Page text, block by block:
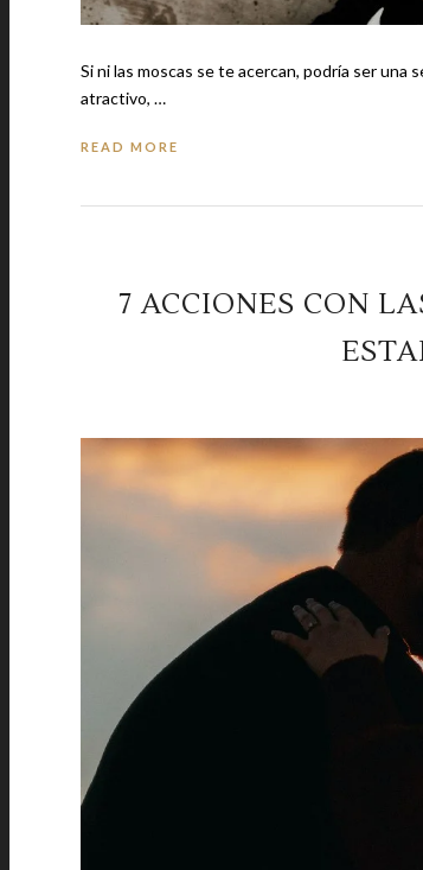
Si ni las moscas se te acercan, podría ser una señal de que te
atractivo, …
READ MORE
7 ACCIONES CON